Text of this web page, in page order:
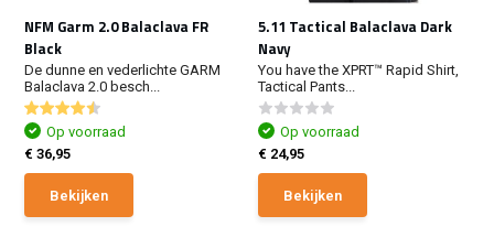
NFM Garm 2.0 Balaclava FR
Black
De dunne en vederlichte GARM
Balaclava 2.0 besch...
Op voorraad
€ 36,95
Bekijken
5.11 Tactical Balaclava Dark
Navy
You have the XPRT™ Rapid Shirt,
Tactical Pants...
Op voorraad
€ 24,95
Bekijken